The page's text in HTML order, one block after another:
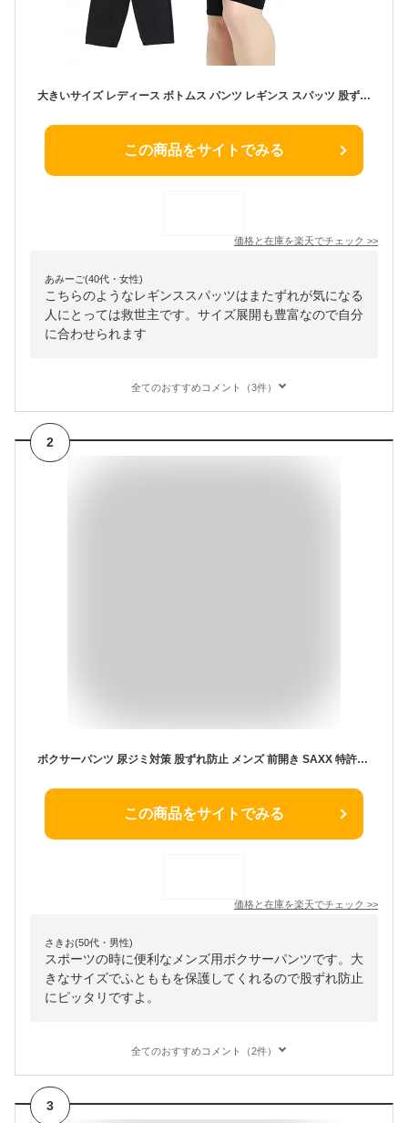
大きいサイズ レディース ボトムス パンツ レギンス スパッツ 股ずれ防止5分丈レギンス レギンスパンツ レギパン ウエストゴム ストレッチ 5分丈 ハーフ 股ズレ 股擦れ 股ずれ 擦れ 伸縮 無地 韓国 夏新作 夏服 春服 秋服 冬服 L LL 2L 3L 4L ブラック 黒 韓国ファッション
この商品をサイトでみる
価格と在庫を楽天でチェック >>
あみーご(40代・女性)
こちらのようなレギンススパッツはまたずれが気になる
人にとっては救世主です。サイズ展開も豊富なので自分
に合わせられます
全てのおすすめコメント（3件）
2
ボクサーパンツ 尿ジミ対策 股ずれ防止 メンズ 前開き SAXX 特許3D構造 吸汗速乾 防臭 メッシュ 蒸れない 股擦れ 下着 ちょい漏れ インナー ボクサーブリーフ プレゼント ギフト 父の日 サックスアンダーウェアー MULTI-SPORT MESH BOXER BRIEF FLY SXBB75F
この商品をサイトでみる
価格と在庫を楽天でチェック >>
さきお(50代・男性)
スポーツの時に便利なメンズ用ボクサーパンツです。大
きなサイズでふとももを保護してくれるので股ずれ防止
にピッタリですよ。
全てのおすすめコメント（2件）
3